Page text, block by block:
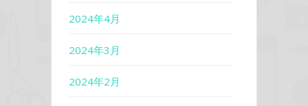
2024年4月
2024年3月
2024年2月